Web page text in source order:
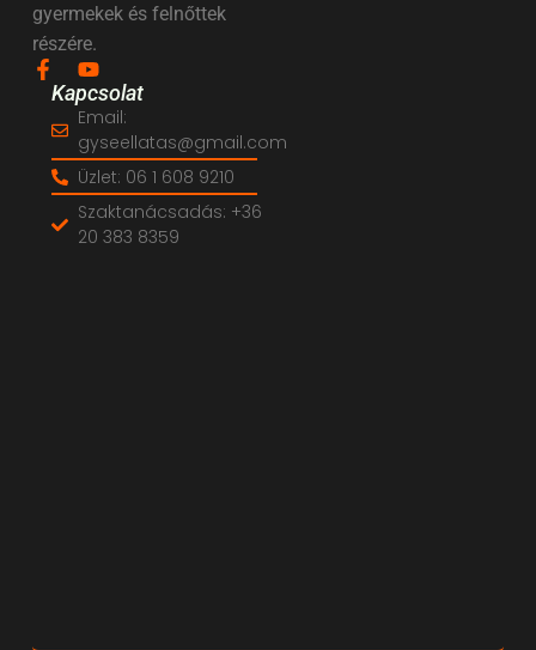
gyermekek és felnőttek
részére.
Kapcsolat
Email:
gyseellatas@gmail.com
Üzlet: 06 1 608 9210
Szaktanácsadás: +36
20 383 8359